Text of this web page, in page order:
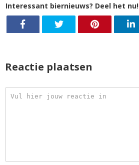
Interessant biernieuws? Deel het nu!
Reactie plaatsen